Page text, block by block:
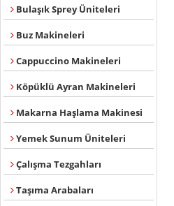
Bulaşık Sprey Üniteleri
Buz Makineleri
Cappuccino Makineleri
Köpüklü Ayran Makineleri
Makarna Haşlama Makinesi
Yemek Sunum Üniteleri
Çalışma Tezgahları
Taşıma Arabaları